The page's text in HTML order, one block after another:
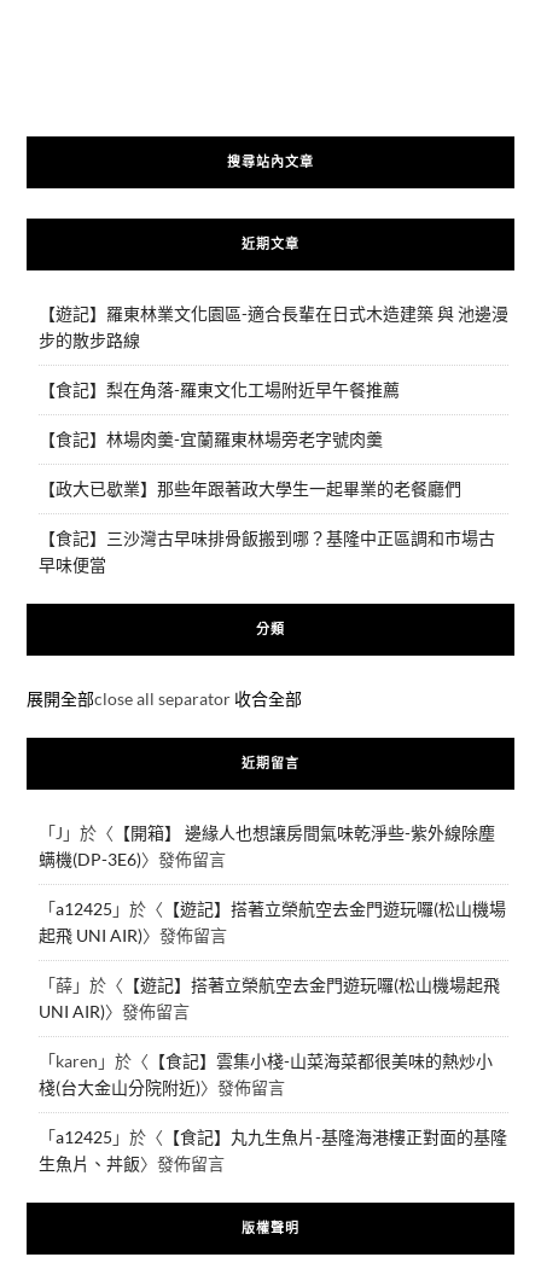
搜尋站內文章
近期文章
【遊記】羅東林業文化園區-適合長輩在日式木造建築 與 池邊漫
步的散步路線
【食記】梨在角落-羅東文化工場附近早午餐推薦
【食記】林場肉羹-宜蘭羅東林場旁老字號肉羹
【政大已歇業】那些年跟著政大學生一起畢業的老餐廳們
【食記】三沙灣古早味排骨飯搬到哪？基隆中正區調和市場古
早味便當
分類
展開全部close all separator 收合全部
近期留言
「J 」於〈 【開箱】 邊緣人也想讓房間氣味乾淨些-紫外線除塵
螨機(DP-3E6)〉發佈留言
「a12425 」於〈 【遊記】搭著立榮航空去金門遊玩囉(松山機場
起飛 UNI AIR)〉發佈留言
「薛」於〈 【遊記】搭著立榮航空去金門遊玩囉(松山機場起飛
UNI AIR)〉發佈留言
「karen 」於〈 【食記】雲集小棧-山菜海菜都很美味的熱炒小
棧(台大金山分院附近)〉發佈留言
「a12425 」於〈 【食記】丸九生魚片-基隆海港樓正對面的基隆
生魚片、丼飯〉發佈留言
版權聲明